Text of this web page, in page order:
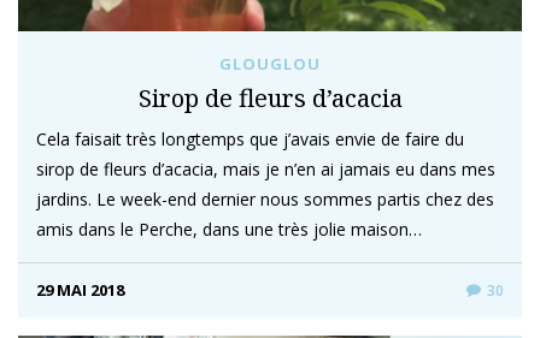
GLOUGLOU
Sirop de fleurs d’acacia
Cela faisait très longtemps que j’avais envie de faire du
sirop de fleurs d’acacia, mais je n’en ai jamais eu dans mes
jardins. Le week-end dernier nous sommes partis chez des
amis dans le Perche, dans une très jolie maison…
29 MAI 2018 30